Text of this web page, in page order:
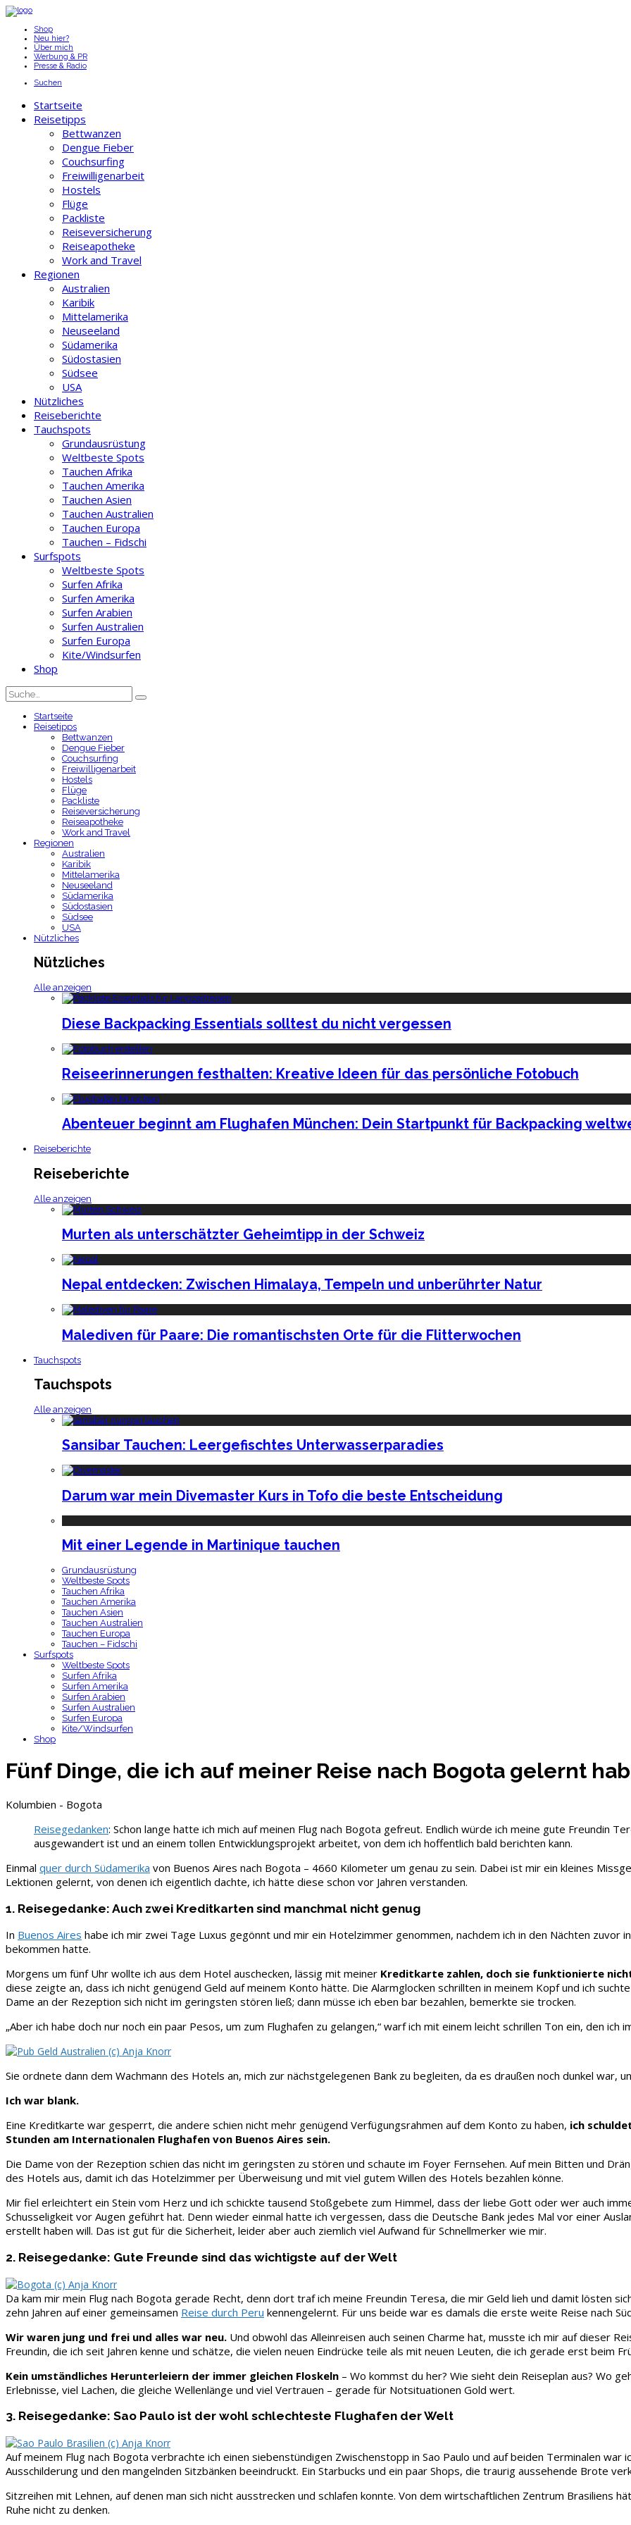
Shop
Neu hier?
Über mich
Werbung & PR
Presse & Radio
Suchen
Startseite
Reisetipps
Bettwanzen
Dengue Fieber
Couchsurfing
Freiwilligenarbeit
Hostels
Flüge
Packliste
Reiseversicherung
Reiseapotheke
Work and Travel
Regionen
Australien
Karibik
Mittelamerika
Neuseeland
Südamerika
Südostasien
Südsee
USA
Nützliches
Reiseberichte
Tauchspots
Grundausrüstung
Weltbeste Spots
Tauchen Afrika
Tauchen Amerika
Tauchen Asien
Tauchen Australien
Tauchen Europa
Tauchen – Fidschi
Surfspots
Weltbeste Spots
Surfen Afrika
Surfen Amerika
Surfen Arabien
Surfen Australien
Surfen Europa
Kite/Windsurfen
Shop
Startseite
Reisetipps
Bettwanzen
Dengue Fieber
Couchsurfing
Freiwilligenarbeit
Hostels
Flüge
Packliste
Reiseversicherung
Reiseapotheke
Work and Travel
Regionen
Australien
Karibik
Mittelamerika
Neuseeland
Südamerika
Südostasien
Südsee
USA
Nützliches
Nützliches
Alle anzeigen
Diese Backpacking Essentials solltest du nicht vergessen
Reiseerinnerungen festhalten: Kreative Ideen für das persönliche Fotobuch
Abenteuer beginnt am Flughafen München: Dein Startpunkt für Backpacking
Reiseberichte
Reiseberichte
Alle anzeigen
Murten als unterschätzter Geheimtipp in der Schweiz
Nepal entdecken: Zwischen Himalaya, Tempeln und unberührter Natur
Malediven für Paare: Die romantischsten Orte für die Flitterwochen
Tauchspots
Tauchspots
Alle anzeigen
Sansibar Tauchen: Leergefischtes Unterwasserparadies
Darum war mein Divemaster Kurs in Tofo die beste Entscheidung
Mit einer Legende in Martinique tauchen
Grundausrüstung
Weltbeste Spots
Tauchen Afrika
Tauchen Amerika
Tauchen Asien
Tauchen Australien
Tauchen Europa
Tauchen – Fidschi
Surfspots
Weltbeste Spots
Surfen Afrika
Surfen Amerika
Surfen Arabien
Surfen Australien
Surfen Europa
Kite/Windsurfen
Shop
Fünf Dinge, die ich auf meiner Reise nach Bogota gelernt
Kolumbien - Bogota
Reisegedanken: Schon lange hatte ich mich auf meinen Flug nach Bogota gefreut. Endlich würde ich meine gute Freundin
ausgewandert ist und an einem tollen Entwicklungsprojekt arbeitet, von dem ich hoffentlich bald berichten kann.
Einmal quer durch Südamerika von Buenos Aires nach Bogota – 4660 Kilometer um genau zu sein. Dabei ist mir ein kleines
Lektionen gelernt, von denen ich eigentlich dachte, ich hätte diese schon vor Jahren verstanden.
1. Reisegedanke: Auch zwei Kreditkarten sind manchmal nicht genug
In Buenos Aires habe ich mir zwei Tage Luxus gegönnt und mir ein Hotelzimmer genommen, nachdem ich in den Nächten zuvor
bekommen hatte.
Morgens um fünf Uhr wollte ich aus dem Hotel auschecken, lässig mit meiner Kreditkarte zahlen, doch sie funktionierte
diese zeigte an, dass ich nicht genügend Geld auf meinem Konto hätte. Die Alarmglocken schrillten in meinem Kopf und ich
Dame an der Rezeption sich nicht im geringsten stören ließ; dann müsse ich eben bar bezahlen, bemerkte sie trocken.
„Aber ich habe doch nur noch ein paar Pesos, um zum Flughafen zu gelangen,“ warf ich mit einem leicht schrillen Ton ein, den ich
Sie ordnete dann dem Wachmann des Hotels an, mich zur nächstgelegenen Bank zu begleiten, da es draußen noch dunkel war,
Ich war blank.
Eine Kreditkarte war gesperrt, die andere schien nicht mehr genügend Verfügungsrahmen auf dem Konto zu haben, ich
Stunden am Internationalen Flughafen von Buenos Aires sein.
Die Dame von der Rezeption schien das nicht im geringsten zu stören und schaute im Foyer Fernsehen. Auf mein Bitten und
des Hotels aus, damit ich das Hotelzimmer per Überweisung und mit viel gutem Willen des Hotels bezahlen könne.
Mir fiel erleichtert ein Stein vom Herz und ich schickte tausend Stoßgebete zum Himmel, dass der liebe Gott oder wer auch
Schusseligkeit vor Augen geführt hat. Denn wieder einmal hatte ich vergessen, dass die Deutsche Bank jedes Mal vor einer
erstellt haben will. Das ist gut für die Sicherheit, leider aber auch ziemlich viel Aufwand für Schnellmerker wie mir.
2. Reisegedanke: Gute Freunde sind das wichtigste auf der Welt
Da kam mir mein Flug nach Bogota gerade Recht, denn dort traf ich meine Freundin Teresa, die mir Geld lieh und damit lösten
zehn Jahren auf einer gemeinsamen Reise durch Peru kennengelernt. Für uns beide war es damals die erste weite Reise nach
Wir waren jung und frei und alles war neu. Und obwohl das Alleinreisen auch seinen Charme hat, musste ich mir auf dieser
Freundin, die ich seit Jahren kenne und schätze, die vielen neuen Eindrücke teile als mit neuen Leuten, die ich gerade erst beim
Kein umständliches Herunterleiern der immer gleichen Floskeln – Wo kommst du her? Wie sieht dein Reiseplan aus? Wo
Erlebnisse, viel Lachen, die gleiche Wellenlänge und viel Vertrauen – gerade für Notsituationen Gold wert.
3. Reisegedanke: Sao Paulo ist der wohl schlechteste Flughafen der Welt
Auf meinem Flug nach Bogota verbrachte ich einen siebenstündigen Zwischenstopp in Sao Paulo und auf beiden Terminalen
Ausschilderung und den mangelnden Sitzbänken beeindruckt. Ein Starbucks und ein paar Shops, die traurig aussehende Brote
Sitzreihen mit Lehnen, auf denen man sich nicht ausstrecken und schlafen konnte. Von dem wirtschaftlichen Zentrum Brasiliens
Ruhe nicht zu denken.